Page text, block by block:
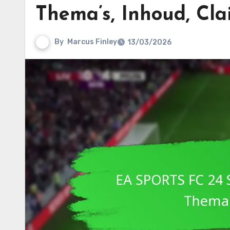
Thema’s, Inhoud,
By Marcus Finley 13/03/2026